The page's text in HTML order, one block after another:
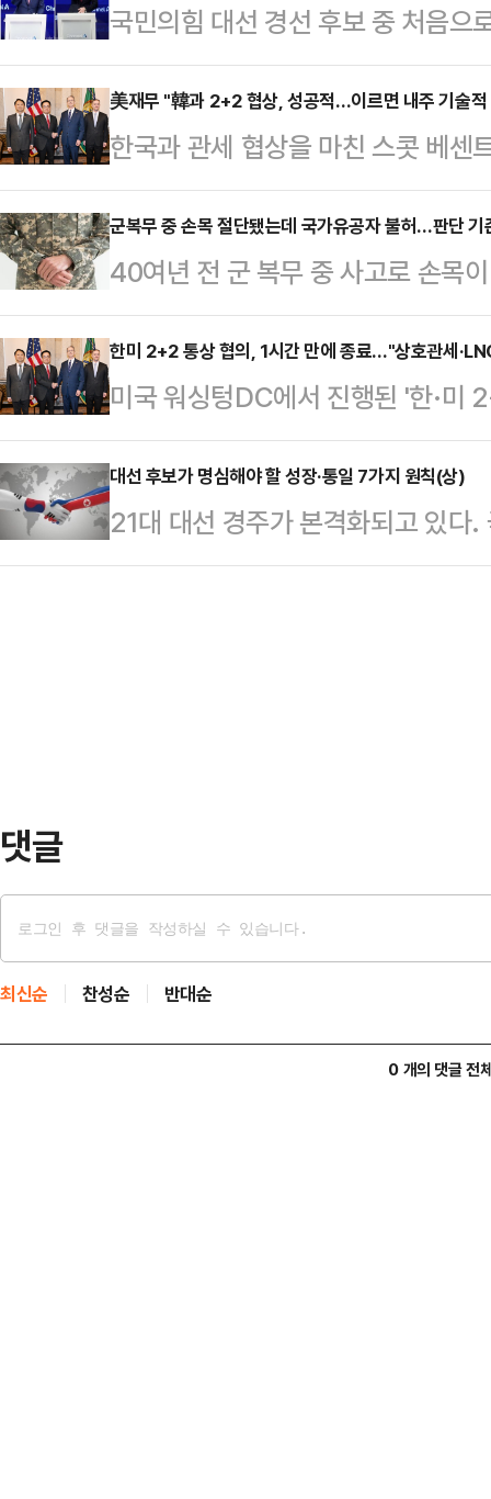
국민의힘 대선 경선 후보 중 처음으
후보가 12·3 비상계엄과 윤석열 전
다. 김 후보는 윤 전 대통령의 계엄
배경에 한 후보가 있다며 배신자 프
엄했어도 막았을 것"이라며 오히려
후보에게 역공을 가했다.김문수 후
구 동아미디어센터 채널A 오픈스
'일대일 맞수 토…
美재무 "韓과 2+2 협상, 성공적…이르면 내주 기술적
한국과 관세 협상을 마친 스콧 베센
안을 했다”고 밝혔다.블룸버그통
워싱턴DC 백악관 기자회견에서 “
다”며 “한국은 지금 상황에서 할
는)생각보다 빠르게 진행할 수 있
안을 검토한 후 이르면 다음 주에
다. 협상 준비도 철저히 해왔다”며
안했다. 그…
군복무 중 손목 절단됐는데 국가유공자 불허…판단
40여년 전 군 복무 중 사고로 손목
국가유공자로 등록받지 못해 행정
의가 '상이등급 7급'에 해당한다는
는 소견을 밝힌 점과 국가유공자법
한 판단이라고 설명했다.다만, 전문
서라도 의무를 수행하던 중 부상을
넓게 이를 인정할 필요가 있다고도
법 행정1단독 임진수 판…
한미 2+2 통상 협의, 1시간 만에 종료…"상호관세
미국 워싱텅DC에서 진행된 '한·미
다.24일(현지시간) 오전 8시 10분
부총리 겸 기획재정부 장관과 안덕
베센트 재무부 장관과 제이미슨 그
다. 관세 전쟁이 시작된 이후 양국
대선 후보가 명심해야 할 성장·통일 7가지 원칙(상)
21대 대선 경주가 본격화되고 있다
에 통일이 무시된다. 국가 성장과
댓글
최신순 찬성순 반대순
0 개의 댓글 전